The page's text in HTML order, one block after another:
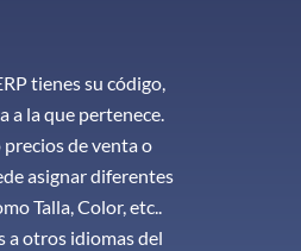
tienes su código,
a la que pertenece.
de venta o
asignar diferentes
Talla, Color, etc..
a otros idiomas del